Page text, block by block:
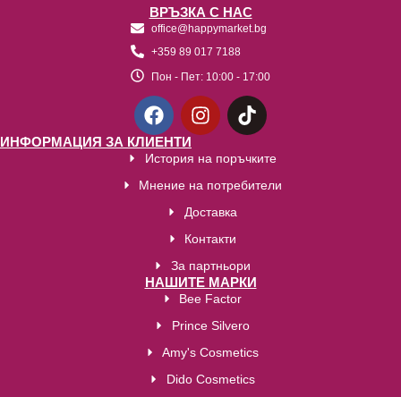
ВРЪЗКА С НАС
office@happymarket.bg
+359 89 017 7188
Пон - Пет: 10:00 - 17:00
ИНФОРМАЦИЯ ЗА КЛИЕНТИ
История на поръчките
Мнение на потребители
Доставка
Контакти
За партньори
НАШИТЕ МАРКИ
Bee Factor
Prince Silvero
Amy's Cosmetics
Dido Cosmetics